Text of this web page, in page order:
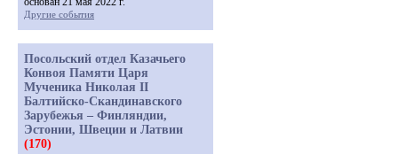
Другие события
Посольский отдел Казачьего
Конвоя Памяти Царя
Мученика Николая II
Балтийско-Скандинавского
Зарубежья – Финляндии,
Эстонии, Швеции и Латвии
(170)